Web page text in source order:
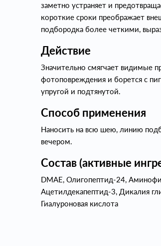
заметно устраняет и
короткие сроки преображает
подбородка более четкими,
Действие
Значительно смягчает видимые
фотоповреждения и борется с
упругой и подтянутой.
Способ применения
Наносить на всю шею, линию
вечером.
Состав (активные
DMAE, Олигопептид-24,
Ацетилдекапептид-3, Дикалия
Гиалуроновая кислота